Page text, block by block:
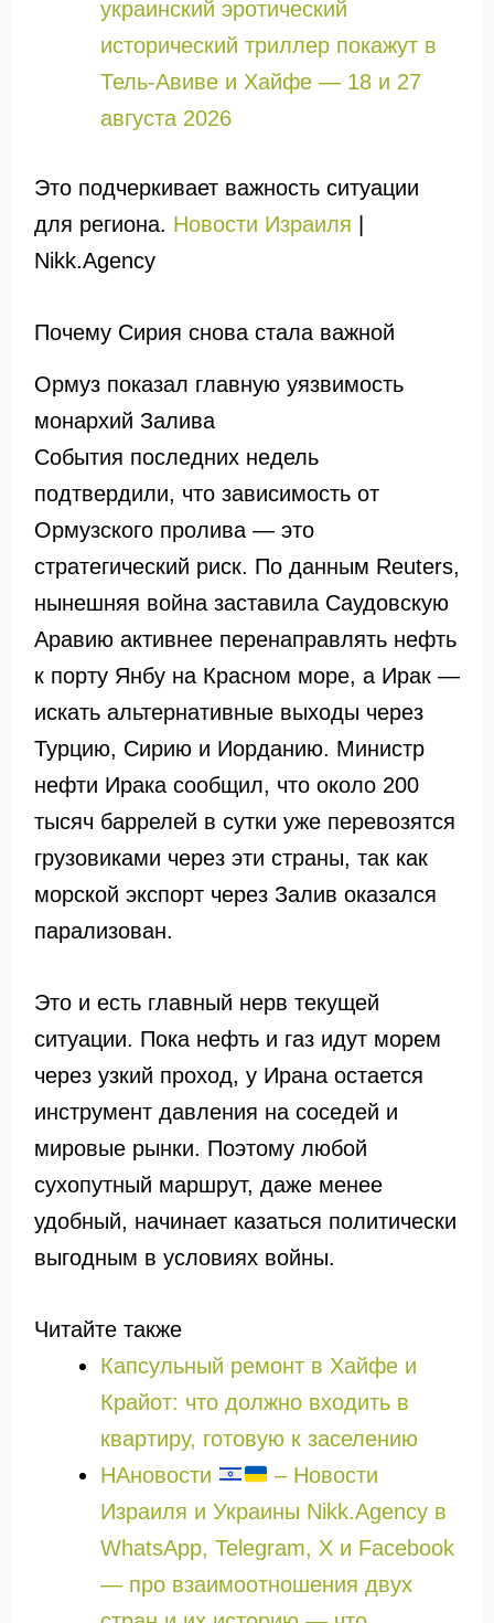
украинский эротический
исторический триллер покажут в
Тель-Авиве и Хайфе — 18 и 27
августа 2026
Это подчеркивает важность ситуации
для региона. Новости Израиля
Nikk.Agency
Почему Сирия снова стала важной
Ормуз показал главную уязвимость
монархий Залива
События последних недель
подтвердили, что зависимость от
Ормузского пролива — это
стратегический риск. По данным Reuters,
нынешняя война заставила Саудовскую
Аравию активнее перенаправлять нефть
к порту Янбу на Красном море, а Ирак —
искать альтернативные выходы через
Турцию, Сирию и Иорданию. Министр
нефти Ирака сообщил, что около 200
тысяч баррелей в сутки уже перевозятся
грузовиками через эти страны, так как
морской экспорт через Залив оказался
парализован.
Это и есть главный нерв текущей
ситуации. Пока нефть и газ идут морем
через узкий проход, у Ирана остается
инструмент давления на соседей и
мировые рынки. Поэтому любой
сухопутный маршрут, даже менее
удобный, начинает казаться политически
выгодным в условиях войны.
Читайте также
Капсульный ремонт в Хайфе и
Крайот: что должно входить в
квартиру, готовую к заселению
НАновости
– Новости
Израиля и Украины Nikk.Agency в
WhatsApp, Telegram, X и Facebook
— про взаимоотношения двух